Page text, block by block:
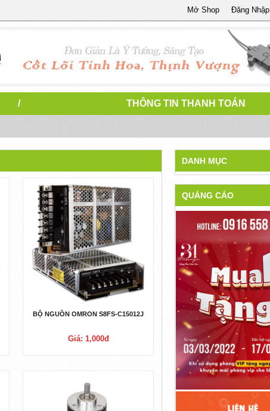
Đăng Nhập
Mở Shop
/ THÔNG TIN THANH TOÁN
BỘ NGUỒN OMRON S8FS-C15012J
Giá: 1,000đ
DANH MỤC
QUẢNG CÁO